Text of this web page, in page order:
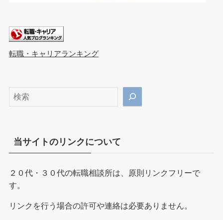
転職・キャリアランキング
検
索
当サイトのリンクについて
２０代・３０代の転職相談所は、原則リンクフリーで
す。
リンクを行う場合の許可や連絡は必要ありません。